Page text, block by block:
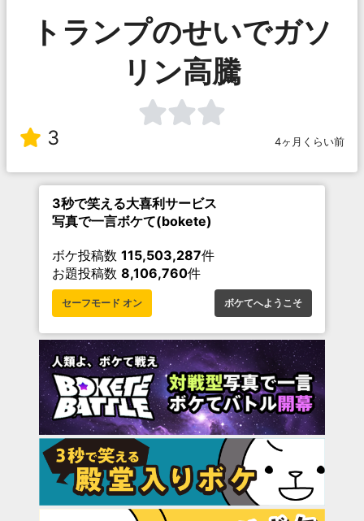
トランプのせいでガソ
リン高騰
3 4ヶ月くらい前
3秒で笑える大喜利サービス
写真で一言ボケて(bokete)
ボケ投稿数 115,503,287件
お題投稿数 8,106,760件
セーフモード オン ボケてへようこそ